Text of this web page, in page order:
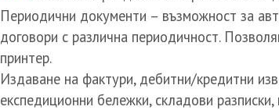
Периодични документи – възможност за
договори с различна периодичност.
принтер.
Издаване на фактури, дебитни/кредитни
експедиционни бележки, складови